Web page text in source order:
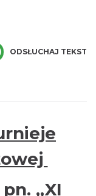
ODSŁUCHAJ TEKST
„XI